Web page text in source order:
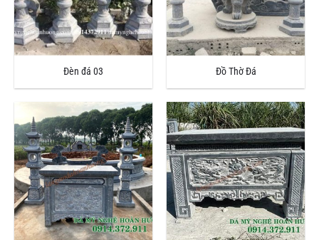
Đèn đá 03 Đồ Thờ Đá